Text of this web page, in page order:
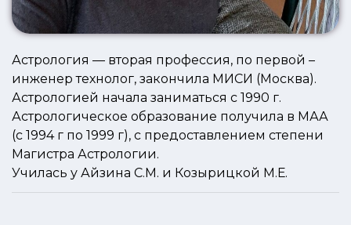
Астрология — вторая профессия, по первой –
инженер технолог, закончила МИСИ (Москва).
Астрологией начала заниматься с 1990 г.
Астрологическое образование получила в МАА
(с 1994 г по 1999 г), с предоставлением степени
Магистра Астрологии.
Училась у Айзина С.М. и Козырицкой М.Е.